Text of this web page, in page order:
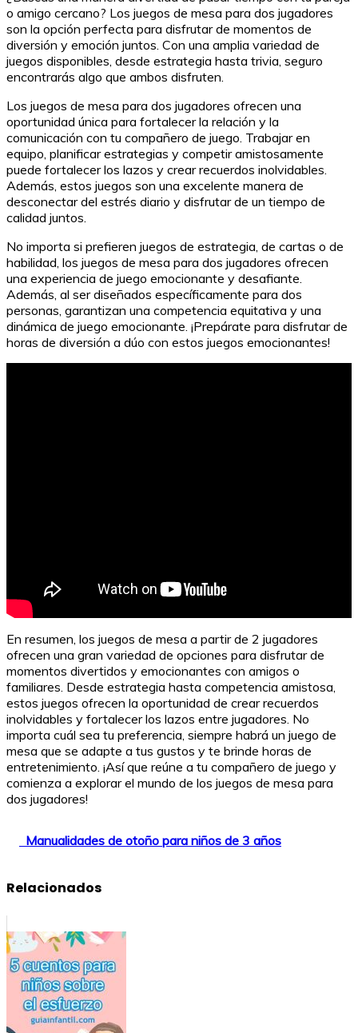
o amigo cercano? Los juegos de mesa para dos jugadores
son la opción perfecta para disfrutar de momentos de
diversión y emoción juntos. Con una amplia variedad de
juegos disponibles, desde estrategia hasta trivia, seguro
encontrarás algo que ambos disfruten.
Los juegos de mesa para dos jugadores ofrecen una
oportunidad única para fortalecer la relación y la
comunicación con tu compañero de juego. Trabajar en
equipo, planificar estrategias y competir amistosamente
puede fortalecer los lazos y crear recuerdos inolvidables.
Además, estos juegos son una excelente manera de
desconectar del estrés diario y disfrutar de un tiempo de
calidad juntos.
No importa si prefieren juegos de estrategia, de cartas o de
habilidad, los juegos de mesa para dos jugadores ofrecen
una experiencia de juego emocionante y desafiante.
Además, al ser diseñados específicamente para dos
personas, garantizan una competencia equitativa y una
dinámica de juego emocionante. ¡Prepárate para disfrutar de
horas de diversión a dúo con estos juegos emocionantes!
En resumen, los juegos de mesa a partir de 2 jugadores
ofrecen una gran variedad de opciones para disfrutar de
momentos divertidos y emocionantes con amigos o
familiares. Desde estrategia hasta competencia amistosa,
estos juegos ofrecen la oportunidad de crear recuerdos
inolvidables y fortalecer los lazos entre jugadores. No
importa cuál sea tu preferencia, siempre habrá un juego de
mesa que se adapte a tus gustos y te brinde horas de
entretenimiento. ¡Así que reúne a tu compañero de juego y
comienza a explorar el mundo de los juegos de mesa para
dos jugadores!
Manualidades de otoño para niños de 3 años
Relacionados